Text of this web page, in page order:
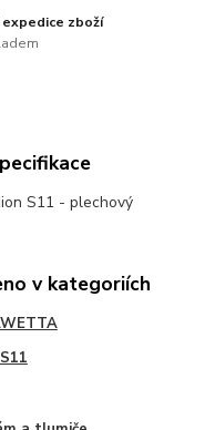
expedice zboží
S11 - plechový
v kategoriích